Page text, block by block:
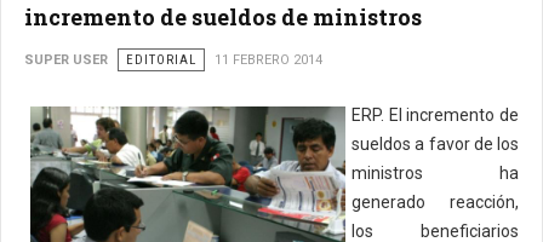
incremento de sueldos de ministros
SUPER USER EDITORIAL 11 FEBRERO 2014
ERP. El incremento de
sueldos a favor de los
ministros ha
generado reacción,
los beneficiarios